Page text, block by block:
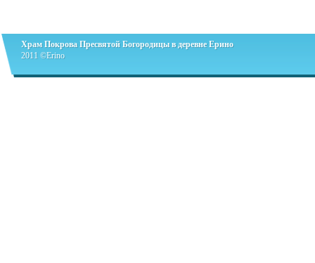
Храм Покрова Пресвятой Богородицы в деревне Ерино
2011 ©Erino